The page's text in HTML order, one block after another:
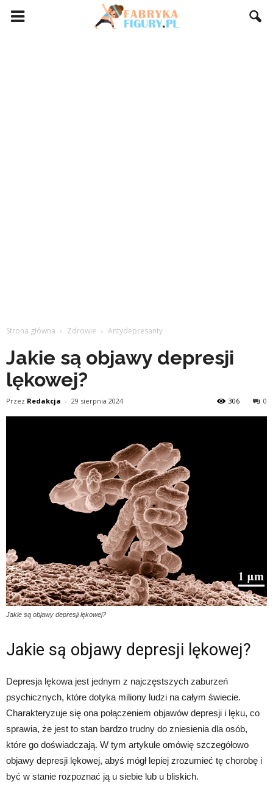
Strona główna Zdrowie Antydepresanty
Jakie są objawy depresji
lękowej?
Przez Redakcja - 29 sierpnia 2024 0
306
Jakie są objawy depresji lękowej?
Jakie są objawy depresji lękowej?
Depresja lękowa jest jednym z najczęstszych zaburzeń
psychicznych, które dotyka miliony ludzi na całym świecie.
Charakteryzuje się ona połączeniem objawów depresji i lęku, co
sprawia, że jest to stan bardzo trudny do zniesienia dla osób,
które go doświadczają. W tym artykule omówię szczegółowo
objawy depresji lękowej, abyś mógł lepiej zrozumieć tę chorobę i
być w stanie rozpoznać ją u siebie lub u bliskich.